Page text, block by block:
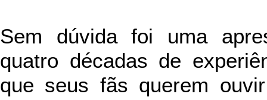
Sem dúvida foi uma
quatro décadas de
que seus fãs querem